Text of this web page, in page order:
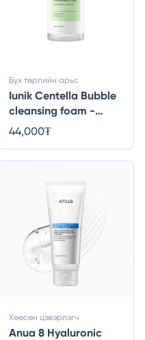
Iunik Centella Bubble
cleansing foam -
150ml
Бүх төрлийн арьс
44,000₮
Anua 8 Hyaluronic
Хөөсөн цэвэрлэгч